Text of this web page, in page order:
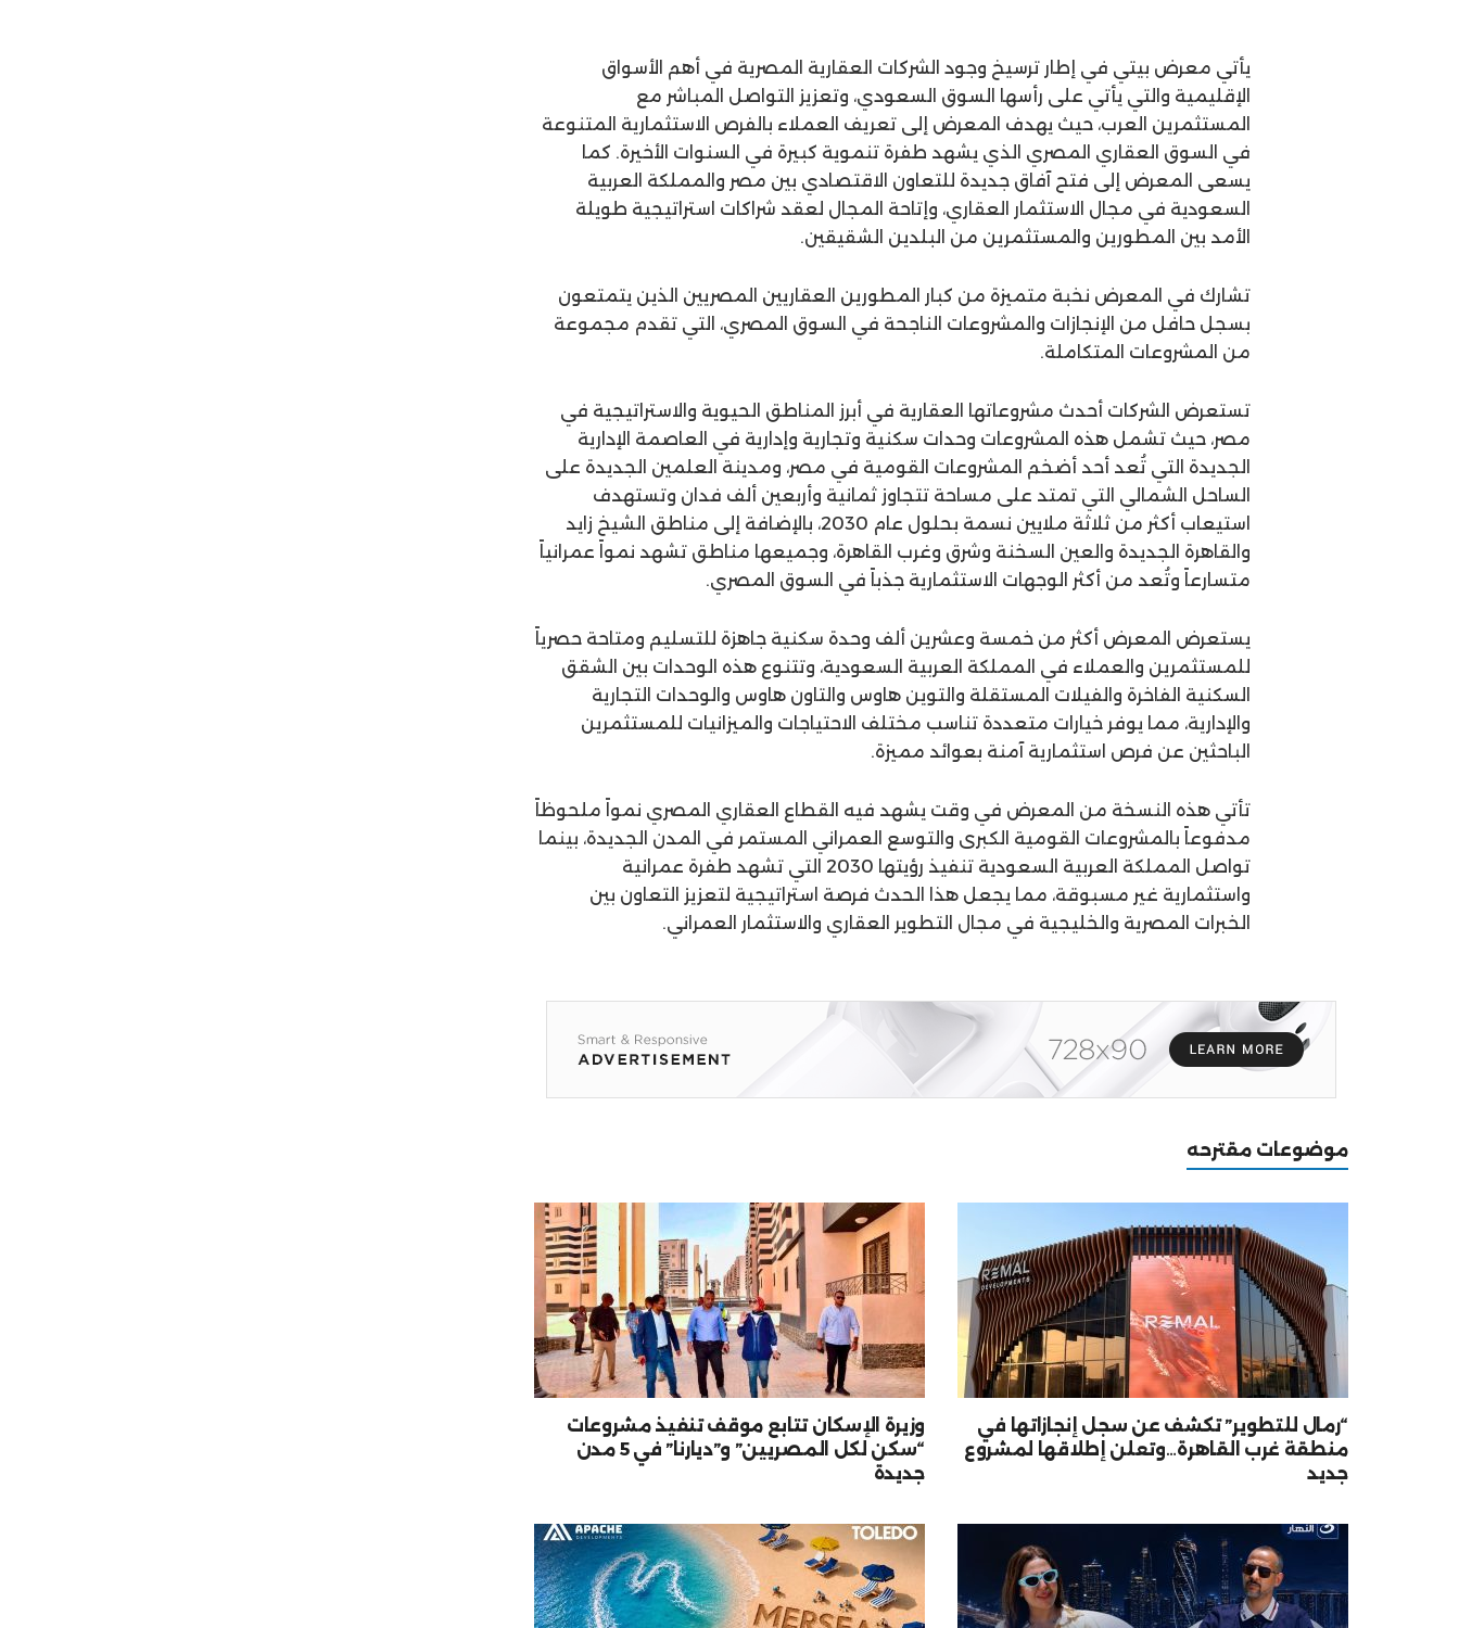
يأتي معرض بيتي في إطار ترسيخ وجود الشركات العقارية المصرية في أهم الأسواق
الإقليمية والتي يأتي على رأسها السوق السعودي، وتعزيز التواصل المباشر مع
المستثمرين العرب، حيث يهدف المعرض إلى تعريف العملاء بالفرص الاستثمارية المتنوعة
في السوق العقاري المصري الذي يشهد طفرة تنموية كبيرة في السنوات الأخيرة. كما
يسعى المعرض إلى فتح آفاق جديدة للتعاون الاقتصادي بين مصر والمملكة العربية
السعودية في مجال الاستثمار العقاري، وإتاحة المجال لعقد شراكات استراتيجية طويلة
الأمد بين المطورين والمستثمرين من البلدين الشقيقين.
تشارك في المعرض نخبة متميزة من كبار المطورين العقاريين المصريين الذين يتمتعون
بسجل حافل من الإنجازات والمشروعات الناجحة في السوق المصري، التي تقدم مجموعة
من المشروعات المتكاملة.
تستعرض الشركات أحدث مشروعاتها العقارية في أبرز المناطق الحيوية والاستراتيجية في
مصر، حيث تشمل هذه المشروعات وحدات سكنية وتجارية وإدارية في العاصمة الإدارية
الجديدة التي تُعد أحد أضخم المشروعات القومية في مصر، ومدينة العلمين الجديدة على
الساحل الشمالي التي تمتد على مساحة تتجاوز ثمانية وأربعين ألف فدان وتستهدف
استيعاب أكثر من ثلاثة ملايين نسمة بحلول عام 2030، بالإضافة إلى مناطق الشيخ زايد
والقاهرة الجديدة والعين السخنة وشرق وغرب القاهرة، وجميعها مناطق تشهد نمواً عمرانياً
متسارعاً وتُعد من أكثر الوجهات الاستثمارية جذباً في السوق المصري.
يستعرض المعرض أكثر من خمسة وعشرين ألف وحدة سكنية جاهزة للتسليم ومتاحة حصرياً
للمستثمرين والعملاء في المملكة العربية السعودية، وتتنوع هذه الوحدات بين الشقق
السكنية الفاخرة والفيلات المستقلة والتوين هاوس والتاون هاوس والوحدات التجارية
والإدارية، مما يوفر خيارات متعددة تناسب مختلف الاحتياجات والميزانيات للمستثمرين
الباحثين عن فرص استثمارية آمنة بعوائد مميزة.
تأتي هذه النسخة من المعرض في وقت يشهد فيه القطاع العقاري المصري نمواً ملحوظاً
مدفوعاً بالمشروعات القومية الكبرى والتوسع العمراني المستمر في المدن الجديدة، بينما
تواصل المملكة العربية السعودية تنفيذ رؤيتها 2030 التي تشهد طفرة عمرانية
واستثمارية غير مسبوقة، مما يجعل هذا الحدث فرصة استراتيجية لتعزيز التعاون بين
الخبرات المصرية والخليجية في مجال التطوير العقاري والاستثمار العمراني.
موضوعات مقترحه
“رمال للتطوير” تكشف عن سجل إنجازاتها في
منطقة غرب القاهرة…وتعلن إطلاقها لمشروع
جديد
وزيرة الإسكان تتابع موقف تنفيذ مشروعات
“سكن لكل المصريين” و”ديارنا” في 5 مدن
جديدة